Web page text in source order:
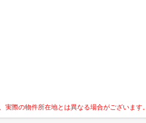
際の物件所在地とは異なる場合がございます。